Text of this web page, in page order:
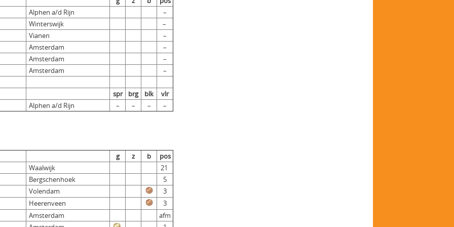
Alphen a/d Rijn
–
Winterswijk
–
Vianen
–
Amsterdam
–
Amsterdam
–
Amsterdam
–
spr brg blk
vlr
Alphen a/d Rijn
– – – –
g z b
pos
Waalwijk
21
Bergschenhoek
5
Volendam
3
Heerenveen
3
Amsterdam
afm